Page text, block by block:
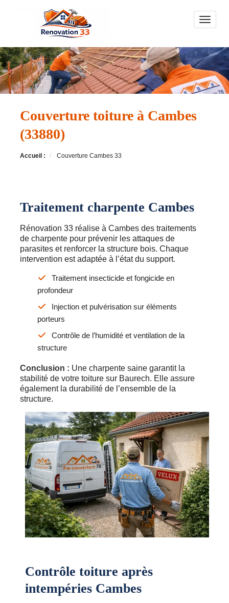
Toggle
Couverture toiture à Cambes
(33880)
Accueil : Couverture Cambes 33
Traitement charpente Cambes
Rénovation 33 réalise à Cambes des traitements
de charpente pour prévenir les attaques de
parasites et renforcer la structure bois. Chaque
intervention est adaptée à l’état du support.
Traitement insecticide et fongicide en
profondeur
Injection et pulvérisation sur éléments
porteurs
Contrôle de l’humidité et ventilation de la
structure
Conclusion : Une charpente saine garantit la
stabilité de votre toiture sur Baurech. Elle assure
également la durabilité de l’ensemble de la
structure.
Contrôle toiture après
intempéries Cambes